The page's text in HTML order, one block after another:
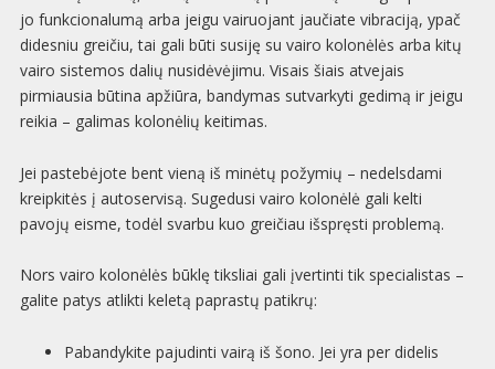
jo funkcionalumą arba jeigu vairuojant jaučiate vibraciją, ypač
didesniu greičiu, tai gali būti susiję su vairo kolonėlės arba kitų
vairo sistemos dalių nusidėvėjimu. Visais šiais atvejais
pirmiausia būtina apžiūra, bandymas sutvarkyti gedimą ir jeigu
reikia – galimas kolonėlių keitimas.
Jei pastebėjote bent vieną iš minėtų požymių – nedelsdami
kreipkitės į autoservisą. Sugedusi vairo kolonėlė gali kelti
pavojų eisme, todėl svarbu kuo greičiau išspręsti problemą.
Nors vairo kolonėlės būklę tiksliai gali įvertinti tik specialistas –
galite patys atlikti keletą paprastų patikrų:
Pabandykite pajudinti vairą iš šono. Jei yra per didelis